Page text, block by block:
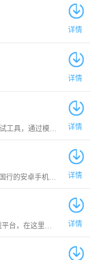
详情
详情
金砖弱网是一个功能强大的网络抓包和调试工具，通过模拟各种弱网环境，帮助确保应用程序在不同网络条件下的表现和稳定性，是开发和测试人员的一个有力辅助工具。
详情
Google服务框架是谷歌三件套之一，很多国行的安卓手机没有原生的安卓电子市场，许多软件和游戏都是需要谷歌框架才可以运行的，因此这里给大家带来了最新版的Google Services Framework
详情
Appteka是一个简洁使用的第三方应用下载平台，在这里为大家收录了谷歌商店的大多数应用，只要不是特别冷门的，我们就可以在这里找到。
详情